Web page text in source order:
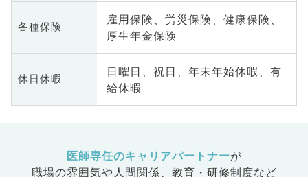
各種保険
雇用保険、労災保険、健康保険、
厚生年金保険
休日休暇
日曜日、祝日、年末年始休暇、有
給休暇
医師専任のキャリアパートナーが
職場の雰囲気や人間関係、 教育・研修制度など